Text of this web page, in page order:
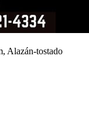
Alazán-tostado